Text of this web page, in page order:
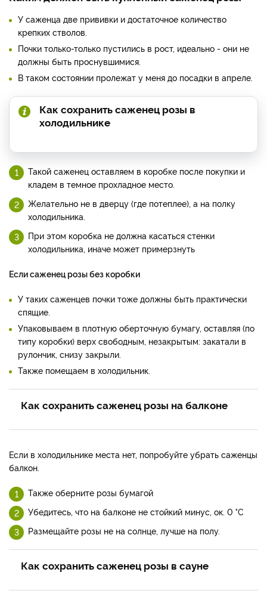
У саженца две прививки и достаточное количество
крепких стволов.
Почки только-только пустились в рост, идеально - они не
должны быть проснувшимися.
В таком состоянии пролежат у меня до посадки в апреле.
Как сохранить саженец розы в
холодильнике
Такой саженец оставляем в коробке после покупки и
кладем в темное прохладное место.
Желательно не в дверцу (где потеплее), а на полку
холодильника.
При этом коробка не должна касаться стенки
холодильника, иначе может примерзнуть
Если саженец розы без коробки
У таких саженцев почки тоже должны быть практически
спящие.
Упаковываем в плотную оберточную бумагу, оставляя (по
типу коробки) верх свободным, незакрытым: закатали в
рулончик, снизу закрыли.
Также помещаем в холодильник.
Как сохранить саженец розы на балконе
Если в холодильнике места нет, попробуйте убрать саженцы
балкон.
Также оберните розы бумагой
Убедитесь, что на балконе не стойкий минус, ок. 0 °C
Размещайте розы не на солнце, лучше на полу.
Как сохранить саженец розы в сауне